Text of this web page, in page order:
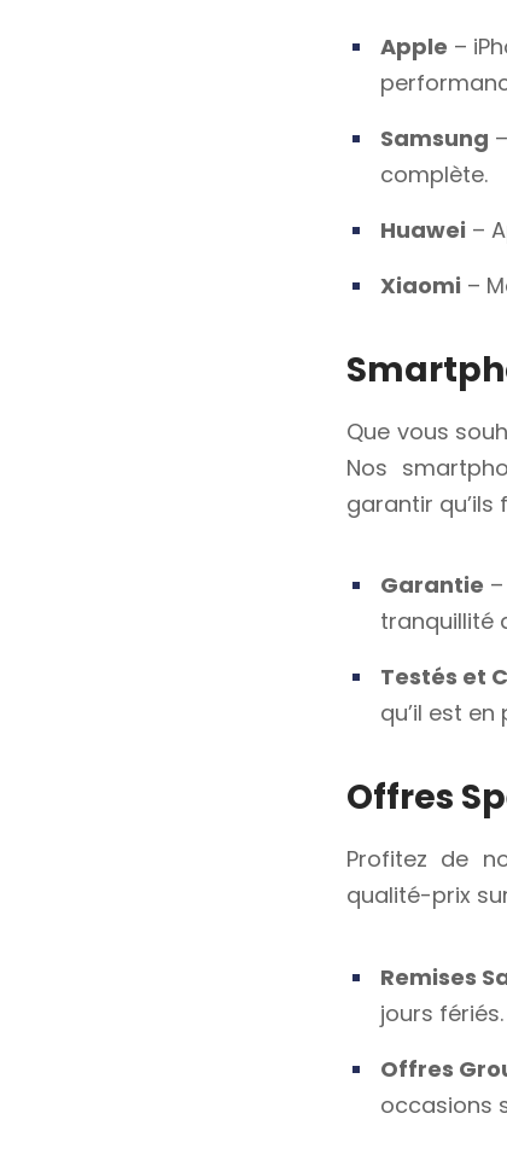
Apple –
Samsung
complète.
Huawei –
Xiaomi –
Que vous
Nos
garantir
Garantie
tranquillité
Testés et
qu’il est
Offres
Profitez de
qualité-prix
Remises
jours fériés.
Offres
occasions